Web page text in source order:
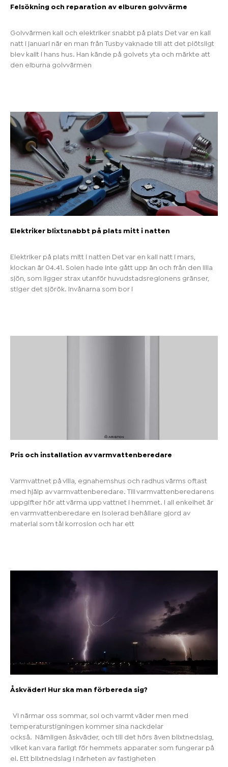
Felsökning och reparation av elburen golvvärme
Golvvärmen kall och elektriker snabbt på plats Det var en kall
natt i januari när en man från Tusby vaknade till att det plötsligt
blev kallt i hans hus. Han kände på golvets yta och märkte att
den elburna golvvärmen
Elektriker blixtsnabbt på plats mitt i natten
Elektriker på plats mitt i natten Det var en kall natt i mars,
klockan är 04.41. Solen hade inte gått upp än och från den lilla
sjön, som ligger strax utanför huvudstadsregionens gränser,
stiger det sjörök. Invånarna som bor i
Pris och installation av varmvattenberedare
Varmvattnet på villa, egnahemshus och radhus värms oftast
med hjälp av varmvattenberedare. Till varmvattenberedarens
uppgifter hör att värma upp vattnet i hemmet. I all enkelhet är
en varmvattenberedare en isolerad behållare gjord av
material som tål korrosion och har ett
Åskväder! Hur ska man förbereda sig?
Vi närmar oss sommar, sol och varmt väder men med
temperaturstigningen kommer sina nackdelar
också. Nämligen åskväder, och till det hörs även blixtnedslag,
vilket kan vara farligt för hemmets apparater som fungerar på
el. Ett blixtnedslag i närheten av fastigheten